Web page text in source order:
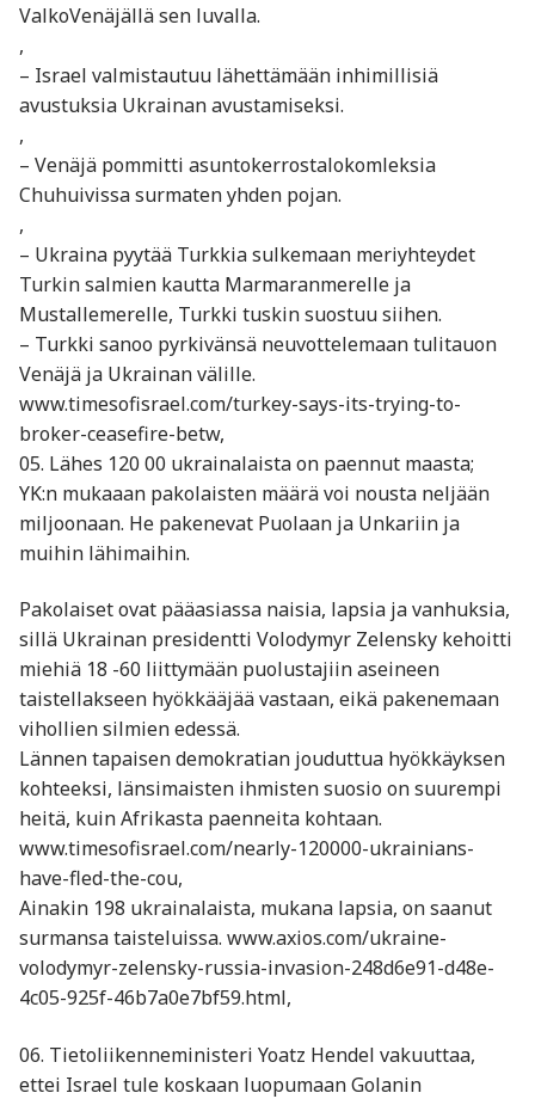
ValkoVenäjällä sen luvalla.
,
– Israel valmistautuu lähettämään inhimillisiä
avustuksia Ukrainan avustamiseksi.
,
– Venäjä pommitti asuntokerrostalokomleksia
Chuhuivissa surmaten yhden pojan.
,
– Ukraina pyytää Turkkia sulkemaan meriyhteydet
Turkin salmien kautta Marmaranmerelle ja
Mustallemerelle, Turkki tuskin suostuu siihen.
– Turkki sanoo pyrkivänsä neuvottelemaan tulitauon
Venäjä ja Ukrainan välille.
www.timesofisrael.com/turkey-says-its-trying-to-
broker-ceasefire-betw,
05. Lähes 120 00 ukrainalaista on paennut maasta;
YK:n mukaaan pakolaisten määrä voi nousta neljään
miljoonaan. He pakenevat Puolaan ja Unkariin ja
muihin lähimaihin.
Pakolaiset ovat pääasiassa naisia, lapsia ja vanhuksia,
sillä Ukrainan presidentti Volodymyr Zelensky kehoitti
miehiä 18 -60 liittymään puolustajiin aseineen
taistellakseen hyökkääjää vastaan, eikä pakenemaan
vihollien silmien edessä.
Lännen tapaisen demokratian jouduttua hyökkäyksen
kohteeksi, länsimaisten ihmisten suosio on suurempi
heitä, kuin Afrikasta paenneita kohtaan.
www.timesofisrael.com/nearly-120000-ukrainians-
have-fled-the-cou,
Ainakin 198 ukrainalaista, mukana lapsia, on saanut
surmansa taisteluissa. www.axios.com/ukraine-
volodymyr-zelensky-russia-invasion-248d6e91-d48e-
4c05-925f-46b7a0e7bf59.html,
06. Tietoliikenneministeri Yoatz Hendel vakuuttaa,
ettei Israel tule koskaan luopumaan Golanin